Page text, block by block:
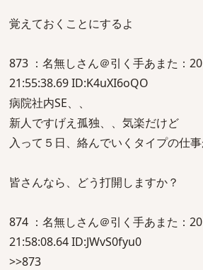
覚えておくことにするよ
873 ：名無しさん＠引く手あまた：
21:55:38.69 ID:K4uXI6oQO
病院社内SE、、
新人ですげえ孤独、、気楽だけど
入って５日、絡んでいくタイプの仕事
皆さんなら、どう打開しますか？
874 ：名無しさん＠引く手あまた：
21:58:08.64 ID:JWvS0fyu0
>>873